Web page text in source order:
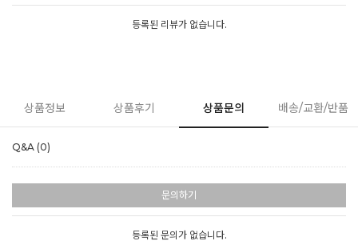
등록된 리뷰가 없습니다.
상품정보 상품후기 상품문의 배송/교환/반품
Q&A (0)
문의하기
등록된 문의가 없습니다.